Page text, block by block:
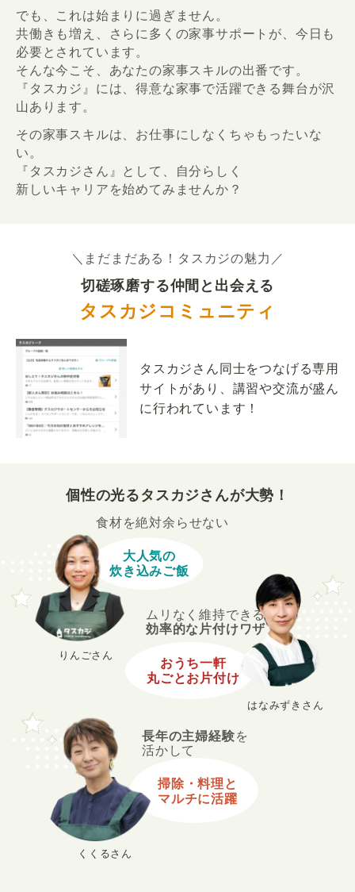
でも、これは始まりに過ぎません。
共働きも増え、さらに多くの家事サポートが、今日も
必要とされています。
そんな今こそ、あなたの家事スキルの出番です。
『タスカジ』には、得意な家事で活躍できる舞台が沢
山あります。
その家事スキルは、お仕事にしなくちゃもったいな
い。
『タスカジさん』として、自分らしく
新しいキャリアを始めてみませんか？
＼まだまだある！タスカジの魅力／
切磋琢磨する仲間と出会える
タスカジコミュニティ
タスカジさん同士をつなげる専用
サイトがあり、講習や交流が盛ん
に行われています！
個性の光るタスカジさんが大勢！
くくるさん
長年の主婦経験を
活かして
掃除・料理と
マルチに活躍
りんごさん
食材を絶対余らせない
大人気の
炊き込みご飯
はなみずきさん
ムリなく維持できる
効率的な片付けワザ
おうち一軒
丸ごとお片付け